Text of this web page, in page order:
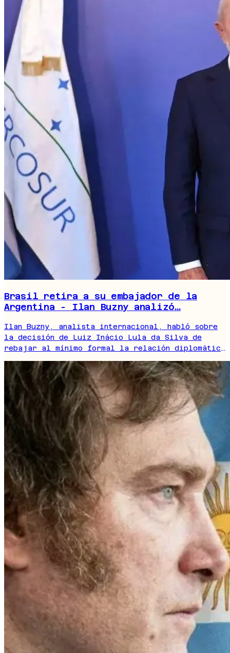
Brasil retira a su embajador de la
Argentina - Ilan Buzny analizó…
Ilan Buzny, analista internacional, habló sobre
la decisión de Luiz Inácio Lula da Silva de
rebajar al mínimo formal la relación diplomática
disputas ideológicas y con impacto en el
panorama regional.